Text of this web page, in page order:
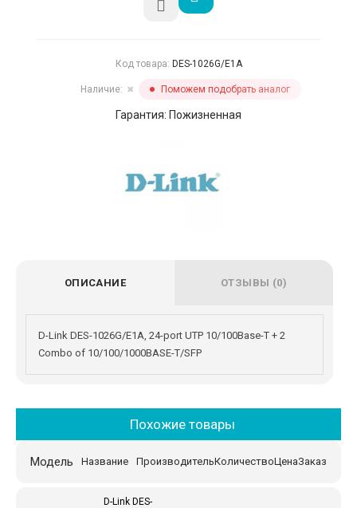
ОПИСАНИЕ ОТЗЫВЫ (0)
D-Link DES-1026G/E1A, 24-port UTP 10/100Base-T + 2
Combo of 10/100/1000BASE-T/SFP
Код товара: DES-1026G/E1A
Наличие: ✖ Поможем подобрать аналог
Гарантия: Пожизненная
Похожие товары
Название Производитель
Модель КоличествоЦенаЗаказ
D-Link DES-